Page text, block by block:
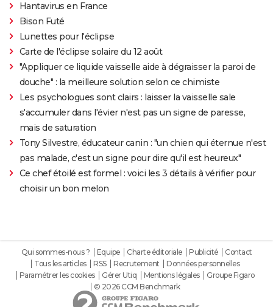
Hantavirus en France
Bison Futé
Lunettes pour l'éclipse
Carte de l'éclipse solaire du 12 août
"Appliquer ce liquide vaisselle aide à dégraisser la paroi de
douche" : la meilleure solution selon ce chimiste
Les psychologues sont clairs : laisser la vaisselle sale
s'accumuler dans l'évier n'est pas un signe de paresse,
mais de saturation
Tony Silvestre, éducateur canin : "un chien qui éternue n'est
pas malade, c'est un signe pour dire qu'il est heureux"
Ce chef étoilé est formel : voici les 3 détails à vérifier pour
choisir un bon melon
Qui sommes-nous ? Equipe Charte éditoriale Publicité
Contact
Tous les articles
RSS Recrutement
Données personnelles
Paramétrer les cookies
Gérer Utiq Mentions légales
Groupe Figaro
© 2026 CCM Benchmark